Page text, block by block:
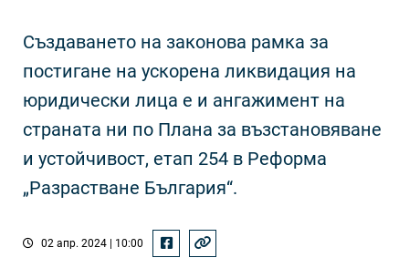
Създаването на законова рамка за
постигане на ускорена ликвидация на
юридически лица е и ангажимент на
страната ни по Плана за възстановяване
и устойчивост, етап 254 в Реформа
„Разрастване България“.
02 апр. 2024 | 10:00